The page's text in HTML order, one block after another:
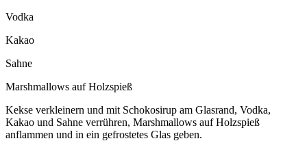
Vodka
Kakao
Sahne
Marshmallows auf Holzspieß
Kekse verkleinern und mit Schokosirup am Glasrand, Vodka,
Kakao und Sahne verrühren, Marshmallows auf Holzspieß
anflammen und in ein gefrostetes Glas geben.